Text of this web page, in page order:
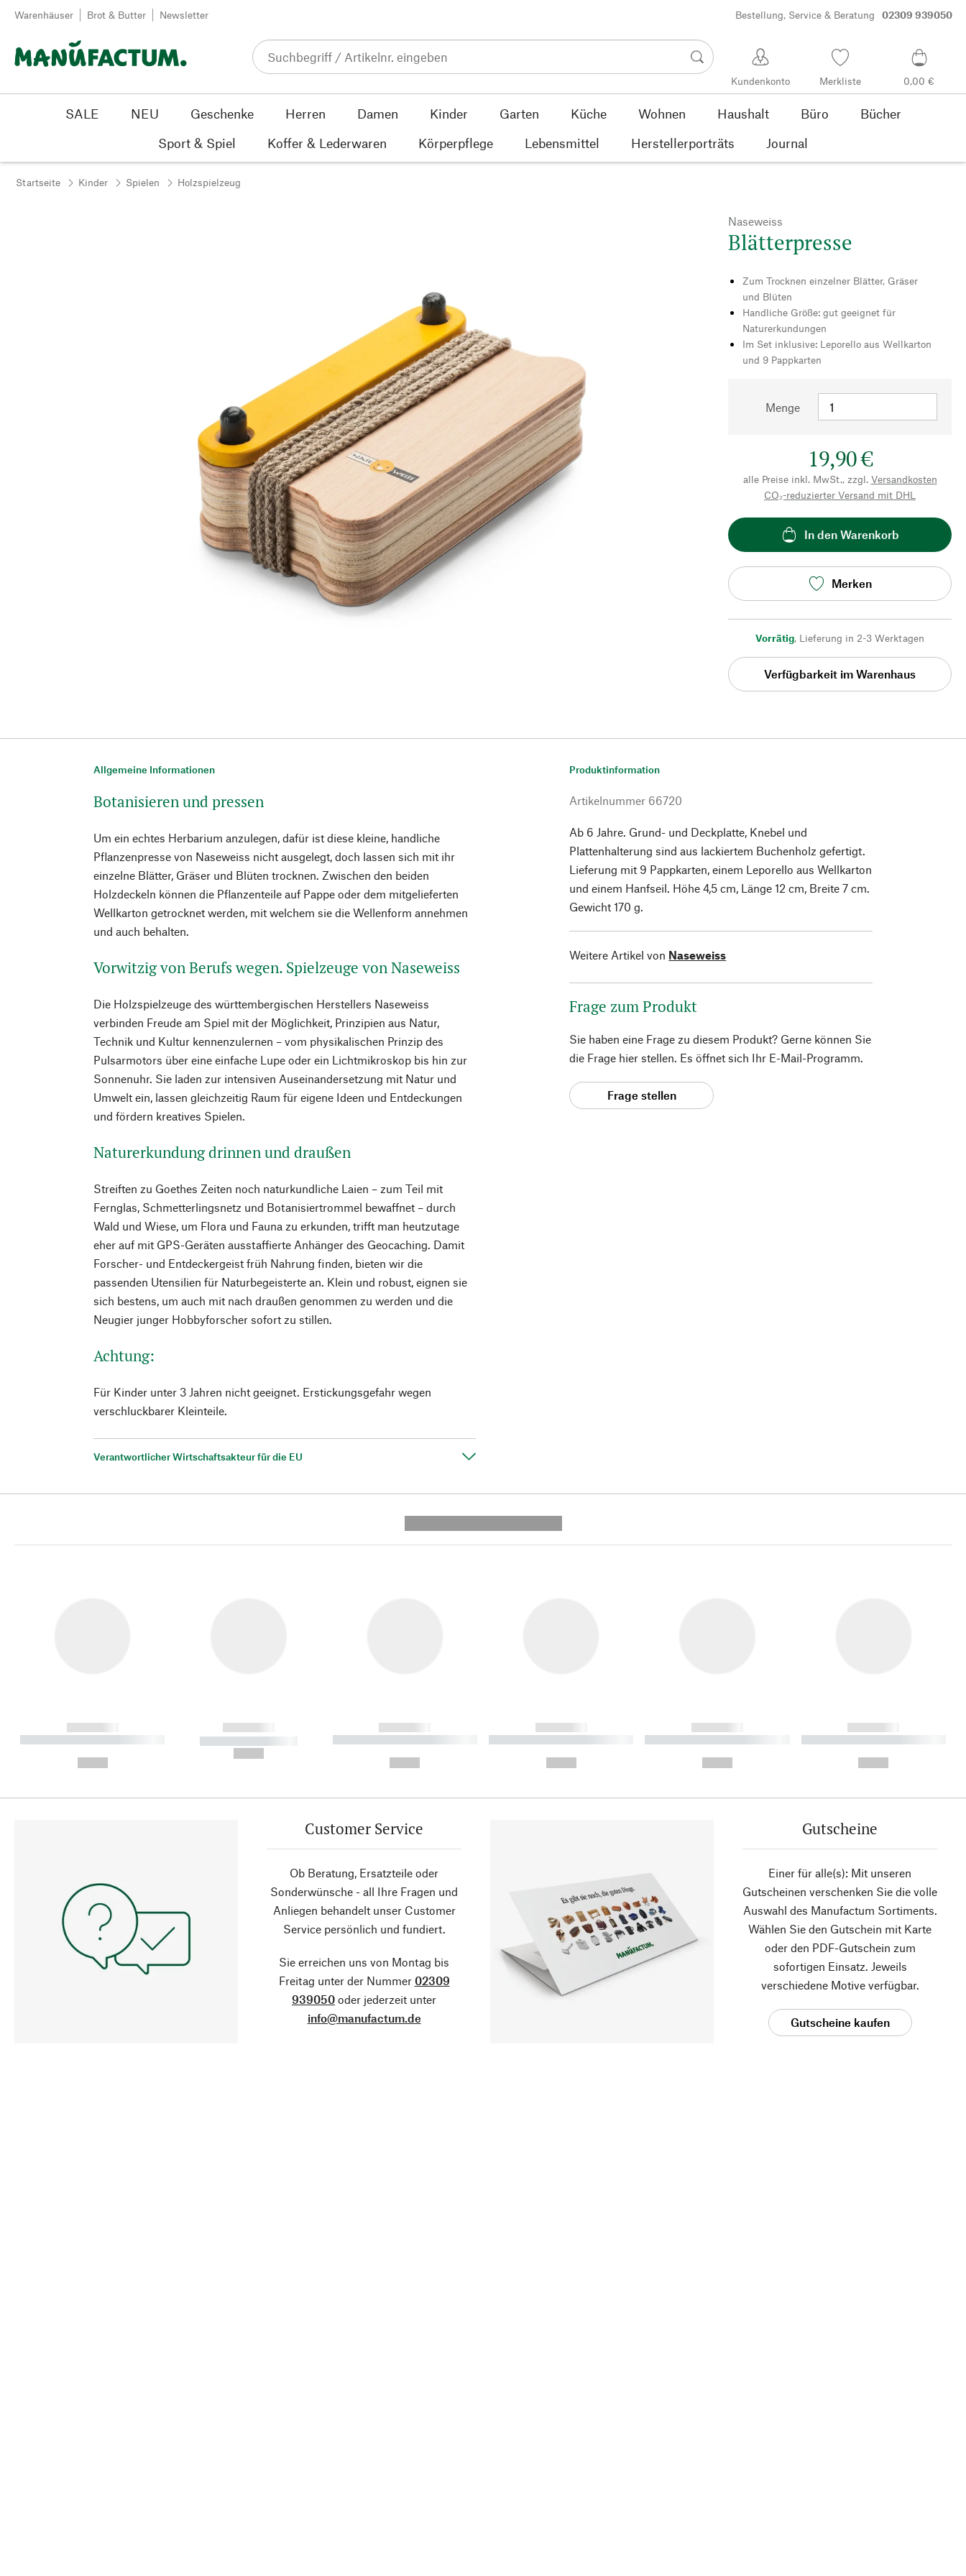
Zum Inhalt springen
Warenhäuser Brot & Butter Newsletter Bestellung, Service & Beratung 02309 939050
Kundenkonto Merkliste 0,00 €
SALE NEU Geschenke Herren Damen Kinder Garten Küche Wohnen Haushalt Büro
Bücher
Sport & Spiel
Koffer & Lederwaren Körperpflege Lebensmittel Herstellerporträts Journal
Startseite Kinder Spielen Holzspielzeug
Naseweiss
Blätterpresse
Zum Trocknen einzelner Blätter, Gräser
und Blüten
Handliche Größe: gut geeignet für
Naturerkundungen
Im Set inklusive: Leporello aus Wellkarton
und 9 Pappkarten
Menge
19,90 €
alle Preise inkl. MwSt., zzgl. Versandkosten
CO₂-reduzierter Versand mit DHL
In den Warenkorb
Merken
Vorrätig, Lieferung in 2-3 Werktagen
Verfügbarkeit im Warenhaus
Allgemeine Informationen
Botanisieren und pressen
Um ein echtes Herbarium anzulegen, dafür ist diese kleine, handliche
Pflanzenpresse von Naseweiss nicht ausgelegt, doch lassen sich mit ihr
einzelne Blätter, Gräser und Blüten trocknen. Zwischen den beiden
Holzdeckeln können die Pflanzenteile auf Pappe oder dem mitgelieferten
Wellkarton getrocknet werden, mit welchem sie die Wellenform annehmen
und auch behalten.
Vorwitzig von Berufs wegen. Spielzeuge von Naseweiss
Die Holzspielzeuge des württembergischen Herstellers Naseweiss
verbinden Freude am Spiel mit der Möglichkeit, Prinzipien aus Natur,
Technik und Kultur kennenzulernen – vom physikalischen Prinzip des
Pulsarmotors über eine einfache Lupe oder ein Lichtmikroskop bis hin zur
Sonnenuhr. Sie laden zur intensiven Auseinandersetzung mit Natur und
Umwelt ein, lassen gleichzeitig Raum für eigene Ideen und Entdeckungen
und fördern kreatives Spielen.
Naturerkundung drinnen und draußen
Streiften zu Goethes Zeiten noch naturkundliche Laien – zum Teil mit
Fernglas, Schmetterlingsnetz und Botanisiertrommel bewaffnet – durch
Wald und Wiese, um Flora und Fauna zu erkunden, trifft man heutzutage
eher auf mit GPS-Geräten ausstaffierte Anhänger des Geocaching. Damit
Forscher- und Entdeckergeist früh Nahrung finden, bieten wir die
passenden Utensilien für Naturbegeisterte an. Klein und robust, eignen sie
sich bestens, um auch mit nach draußen genommen zu werden und die
Neugier junger Hobbyforscher sofort zu stillen.
Achtung:
Für Kinder unter 3 Jahren nicht geeignet. Erstickungsgefahr wegen
verschluckbarer Kleinteile.
Verantwortlicher Wirtschaftsakteur für die EU
Produktinformation
Artikelnummer 66720
Ab 6 Jahre. Grund- und Deckplatte, Knebel und
Plattenhalterung sind aus lackiertem Buchenholz gefertigt.
Lieferung mit 9 Pappkarten, einem Leporello aus Wellkarton
und einem Hanfseil. Höhe 4,5 cm, Länge 12 cm, Breite 7 cm.
Gewicht 170 g.
Weitere Artikel von Naseweiss
Frage zum Produkt
Sie haben eine Frage zu diesem Produkt? Gerne können Sie
die Frage hier stellen. Es öffnet sich Ihr E-Mail-Programm.
Frage stellen
------------
----------- ----------- ----------
------------
----------- -----------
------------
----------- ----------- ----------
------------
----------- ----------- ----------
------------
----------- ----------- ----------
------------
----------- ----------- ----------
Customer Service
Ob Beratung, Ersatzteile oder
Sonderwünsche - all Ihre Fragen und
Anliegen behandelt unser Customer
Service persönlich und fundiert.
Sie erreichen uns von Montag bis
Freitag unter der Nummer 02309
939050 oder jederzeit unter
info@manufactum.de
Gutscheine
Einer für alle(s): Mit unseren
Gutscheinen verschenken Sie die volle
Auswahl des Manufactum Sortiments.
Wählen Sie den Gutschein mit Karte
oder den PDF-Gutschein zum
sofortigen Einsatz. Jeweils
verschiedene Motive verfügbar.
Gutscheine kaufen